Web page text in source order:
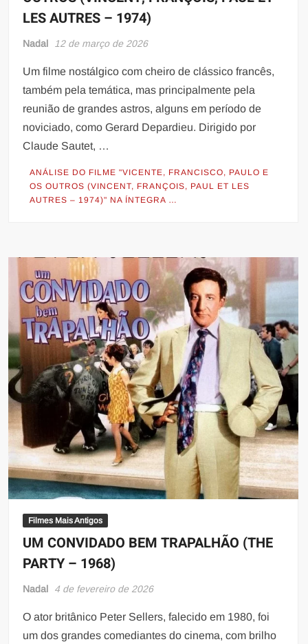
LES AUTRES – 1974)
Nadal 12 de março de 2026
Um filme nostálgico com cheiro de clássico francês,
também pela temática, mas principalmente pela
reunião de grandes astros, alguns em período de
noviciado, como Gerard Depardieu. Dirigido por
Claude Sautet, …
ANÁLISE DO FILME "VICENTE, FRANCISCO, PAULO E
OS OUTROS (VINCENT, FRANÇOIS, PAUL ET LES
AUTRES – 1974)" NA ÍNTEGRA …
Filmes Mais Antigos
UM CONVIDADO BEM TRAPALHÃO (THE
PARTY – 1968)
Nadal 4 de fevereiro de 2026
O ator britânico Peter Sellers, falecido em 1980, foi
um dos grandes comediantes do cinema, com brilho